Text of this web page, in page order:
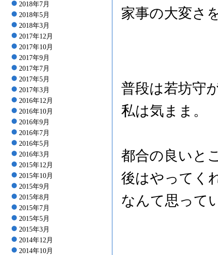
2018年7月
2018年5月
2018年3月
2017年12月
2017年10月
2017年9月
2017年7月
2017年5月
2017年3月
2016年12月
2016年10月
2016年9月
2016年7月
2016年5月
2016年3月
2015年12月
2015年10月
2015年9月
2015年8月
2015年7月
2015年5月
2015年3月
2014年12月
2014年10月
家事の大変さ
普段は若坊守
私は気まま。
都合の良いと
後はやってく
なんて思って